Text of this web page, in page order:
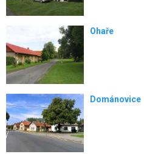
Ohaře
Dománovice